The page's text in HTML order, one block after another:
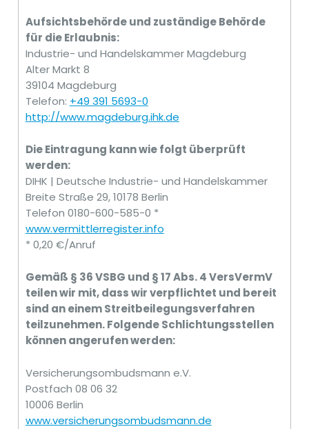
Aufsichtsbehörde und zuständige Behörde
für die Erlaubnis:
Industrie- und Handelskammer Magdeburg
Alter Markt 8
39104 Magdeburg
Telefon: +49 391 5693-0
http://www.magdeburg.ihk.de
Die Eintragung kann wie folgt überprüft
werden:
DIHK | Deutsche Industrie- und Handelskammer
Breite Straße 29, 10178 Berlin
Telefon 0180-600-585-0 *
www.vermittlerregister.info
* 0,20 €/Anruf
Gemäß § 36 VSBG und § 17 Abs. 4 VersVermV
teilen wir mit, dass wir verpflichtet und bereit
sind an einem Streitbeilegungsverfahren
teilzunehmen. Folgende Schlichtungsstellen
können angerufen werden:
Versicherungsombudsmann e.V.
Postfach 08 06 32
10006 Berlin
www.versicherungsombudsmann.de